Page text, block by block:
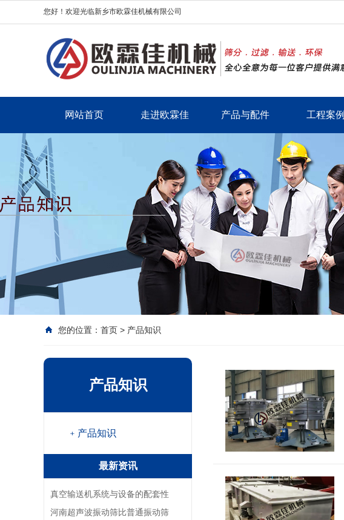
您好！欢迎光临新乡市欧霖佳机械有限公司
网站首页 走进欧霖佳 产品与配件 工程案例
您的位置： 首页 > 产品知识
产品知识
﹢产品知识
最新资讯
真空输送机系统与设备的配套性
河南超声波振动筛比普通振动筛